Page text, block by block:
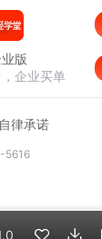
版
企业买单
自律承诺
5616